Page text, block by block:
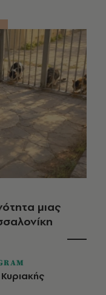
μιας